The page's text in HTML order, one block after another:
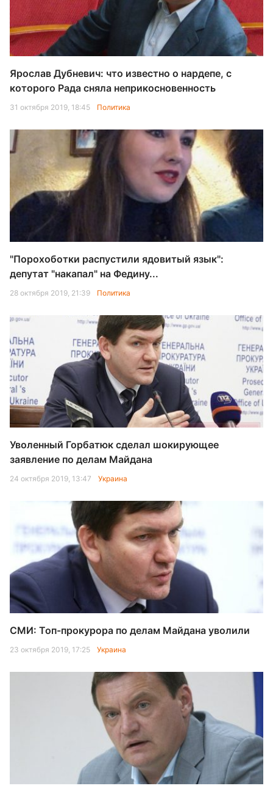
Ярослав Дубневич: что известно о нардепе, с
которого Рада сняла неприкосновенность
31 октября 2019, 18:45 Политика
"Порохоботки распустили ядовитый язык":
депутат "накапал" на Федину...
28 октября 2019, 21:39 Политика
Уволенный Горбатюк сделал шокирующее
заявление по делам Майдана
24 октября 2019, 13:47 Украина
СМИ: Топ-прокурора по делам Майдана уволили
23 октября 2019, 17:25 Украина